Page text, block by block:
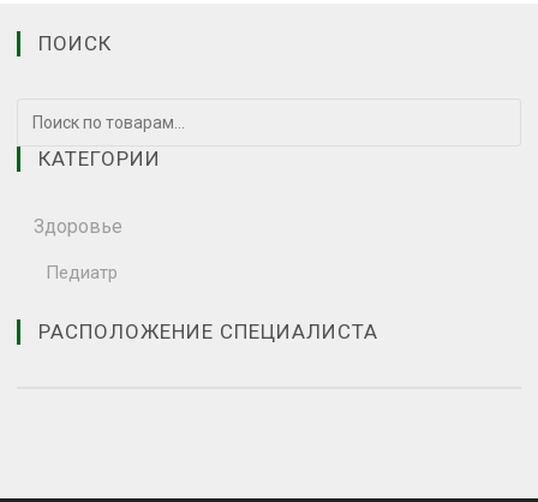
ПОИСК
КАТЕГОРИИ
Здоровье
Педиатр
РАСПОЛОЖЕНИЕ СПЕЦИАЛИСТА